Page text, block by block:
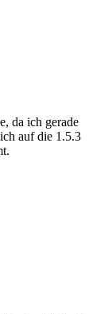
da ich gerade
auf die 1.5.3